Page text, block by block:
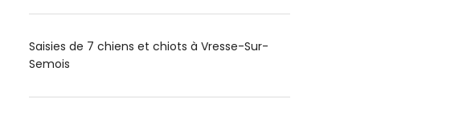
Saisies de 7 chiens et chiots à Vresse-Sur-
Semois